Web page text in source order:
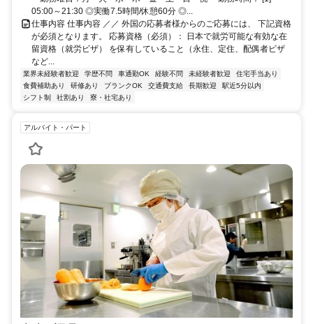
05:00～21:30 ◎実働7.5時間/休憩60分 ◎...
仕事内容 仕事内容 ／／ 外国の応募者様からのご応募には、 下記資格
が必須となります。 応募資格（必須）： 日本で就労可能な有効な在
留資格（就労ビザ） を保有していること（永住、定住、配偶者ビザ
など...
業界未経験者歓迎 学歴不問 車通勤OK 経験不問 未経験者歓迎
住宅手当あり
食費補助あり
研修あり ブランクOK 交通費支給 長期歓迎
駅近5分以内
シフト制
社割あり 寮・社宅あり
アルバイト・パート